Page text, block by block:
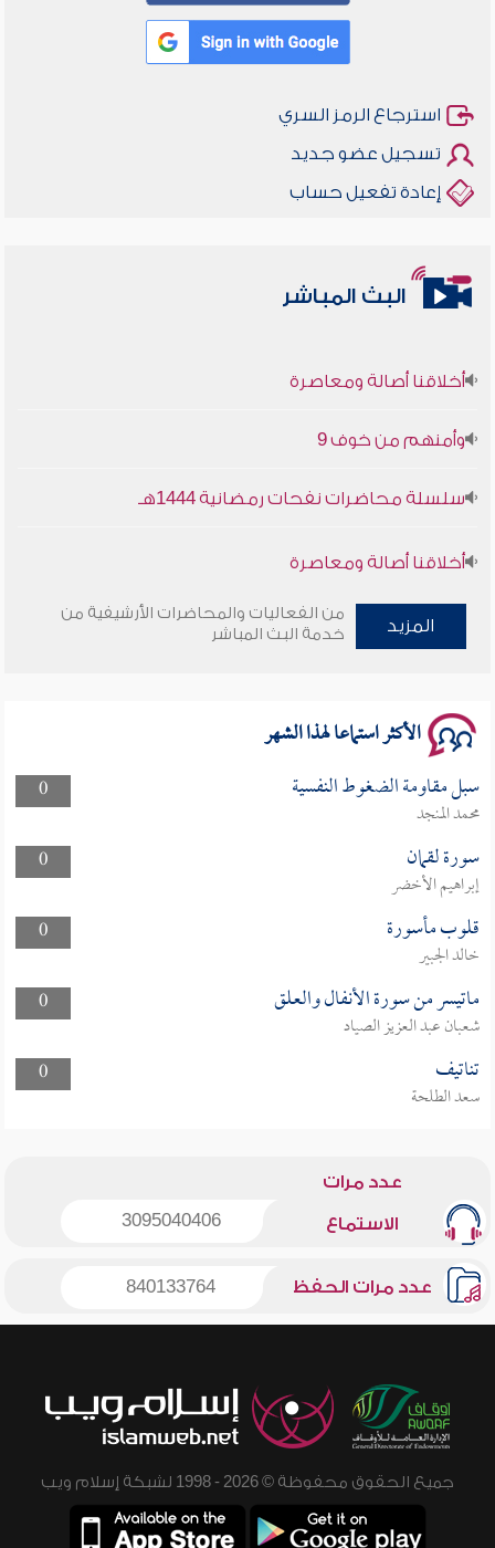
استرجاع الرمز السري
تسجيل عضو جديد
إعادة تفعيل حساب
البث المباشر
أخلاقنا أصالة ومعاصرة
وأمنهم من خوف 9
سلسلة محاضرات نفحات رمضانية 1444هـ
أخلاقنا أصالة ومعاصرة
وأمنهم من خوف 9
المزيد
من الفعاليات والمحاضرات الأرشيفية من
خدمة البث المباشر
الأكثر استماعا لهذا الشهر
0 سبل مقاومة الضغوط النفسية
محمد المنجد
0
سورة لقمان
إبراهيم الأخضر
0
قلوب مأسورة
خالد الجبير
0
ماتيسر من سورة الأنفال والعلق
شعبان عبد العزيز الصياد
0
تناتيف
سعد الطلحة
عدد مرات
الاستماع 3095040406
عدد مرات الحفظ 840133764
جميع الحقوق محفوظة © 2026 - 1998 لشبكة إسلام ويب